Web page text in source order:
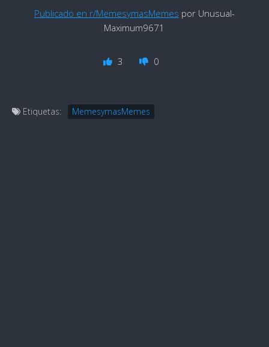
Publicado en r/MemesymasMemes por Unusual-
Maximum9671
3 0
Etiquetas: MemesymasMemes